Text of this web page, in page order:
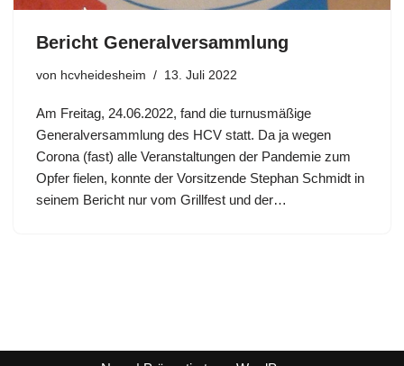
Bericht Generalversammlung
von hcvheidesheim 13. Juli 2022
Am Freitag, 24.06.2022, fand die turnusmäßige
Generalversammlung des HCV statt. Da ja wegen
Corona (fast) alle Veranstaltungen der Pandemie zum
Opfer fielen, konnte der Vorsitzende Stephan Schmidt in
seinem Bericht nur vom Grillfest und der…